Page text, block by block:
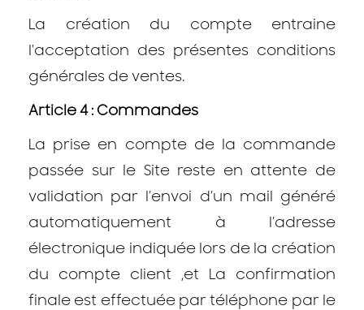
La création du compte entraine
l'acceptation des présentes conditions
générales de ventes.
Article 4 : Commandes
La prise en compte de la commande
passée sur le Site reste en attente de
validation par l’envoi d’un mail généré
automatiquement à l’adresse
électronique indiquée lors de la création
du compte client ,et La confirmation
finale est effectuée par téléphone par le